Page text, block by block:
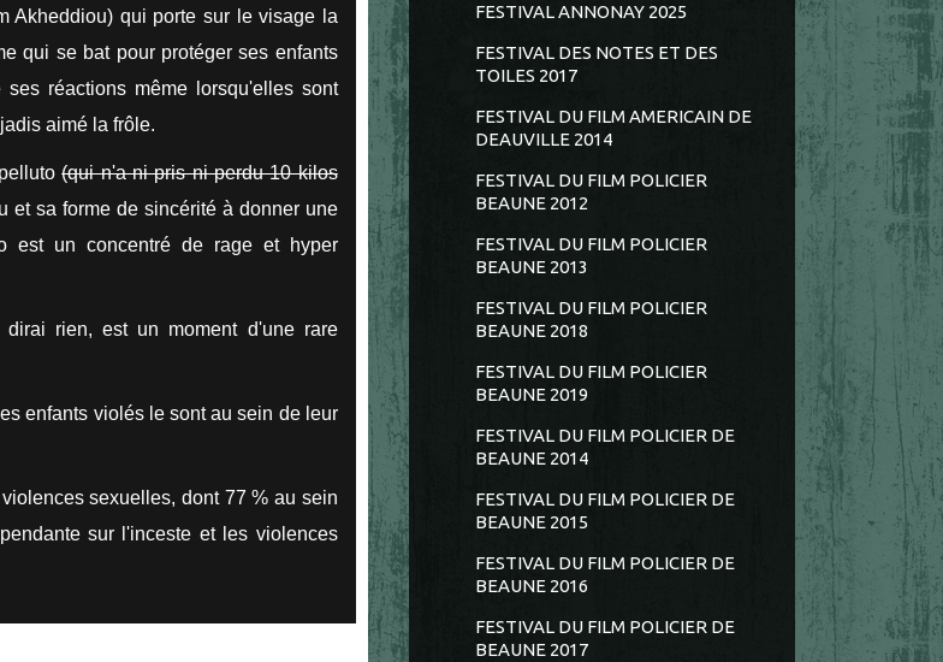
Akheddiou) qui porte sur le visage la
qui se bat pour protéger ses enfants
réactions même lorsqu'elles sont
aimé la frôle.
(qui n'a ni pris ni perdu 10 kilos
sa forme de sincérité à donner une
est un concentré de rage et hyper
rien, est un moment d'une rare
enfants violés le sont au sein de leur
sexuelles, dont 77 % au sein
sur l'inceste et les violences
FESTIVAL ANNONAY 2025
FESTIVAL DES NOTES ET DES
TOILES 2017
FESTIVAL DU FILM AMERICAIN DE
DEAUVILLE 2014
FESTIVAL DU FILM POLICIER
BEAUNE 2012
FESTIVAL DU FILM POLICIER
BEAUNE 2013
FESTIVAL DU FILM POLICIER
BEAUNE 2018
FESTIVAL DU FILM POLICIER
BEAUNE 2019
FESTIVAL DU FILM POLICIER DE
BEAUNE 2014
FESTIVAL DU FILM POLICIER DE
BEAUNE 2015
FESTIVAL DU FILM POLICIER DE
BEAUNE 2016
FESTIVAL DU FILM POLICIER DE
BEAUNE 2017